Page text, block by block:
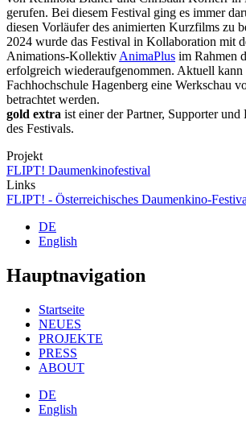
gerufen. Bei diesem Festival ging es immer
diesen Vorläufer des animierten Kurzfilms zu
2024 wurde das Festival in Kollaboration mit
Animations-Kollektiv AnimaPlus im Rahmen
erfolgreich wiederaufgenommen. Aktuell kann
Fachhochschule Hagenberg eine Werkschau
betrachtet werden.
gold extra ist einer der Partner, Supporter
des Festivals.
Projekt
FLIPT! Daumenkinofestival
Links
FLIPT! - Österreichisches Daumenkino-
DE
English
Hauptnavigation
Startseite
NEUES
PROJEKTE
PRESS
ABOUT
DE
English